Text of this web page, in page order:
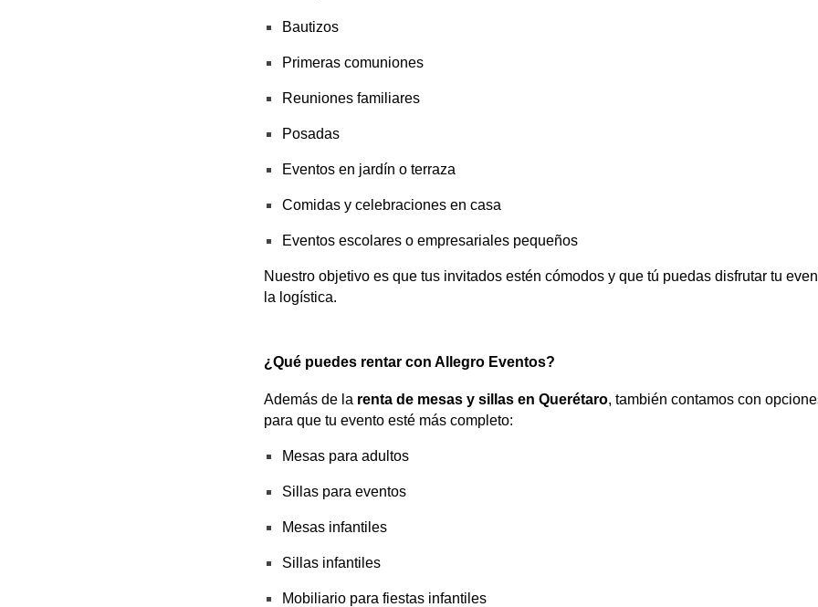
Bautizos
Primeras comuniones
Reuniones familiares
Posadas
Eventos en jardín o terraza
Comidas y celebraciones en casa
Eventos escolares o empresariales pequeños
Nuestro objetivo es que tus invitados estén cómodos y que tú puedas disfrutar tu
la logística.
¿Qué puedes rentar con Allegro Eventos?
Además de la renta de mesas y sillas en Querétaro, también contamos con
para que tu evento esté más completo:
Mesas para adultos
Sillas para eventos
Mesas infantiles
Sillas infantiles
Mobiliario para fiestas infantiles